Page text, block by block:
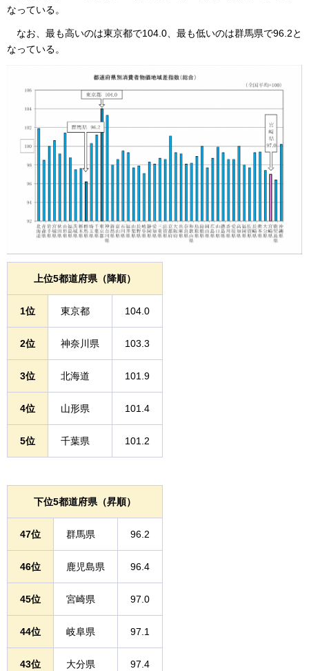
なっている。
なお、最も高いのは東京都で104.0、最も低いのは群馬県で96.2と
なっている。
上位5都道府県（降順）
1位 東京都 104.0
2位 神奈川県 103.3
3位 北海道 101.9
4位 山形県 101.4
5位 千葉県 101.2
下位5都道府県（昇順）
47位 群馬県 96.2
46位 鹿児島県 96.4
45位 宮崎県 97.0
44位 岐阜県 97.1
43位 大分県 97.4